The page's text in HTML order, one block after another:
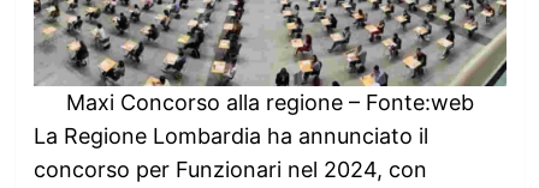
Maxi Concorso alla regione – Fonte:web
La Regione Lombardia ha annunciato il
concorso per Funzionari nel 2024, con